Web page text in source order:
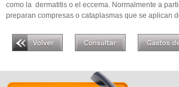
como la dermatitis o el eccema. Normalmente a
preparan compresas o cataplasmas que se aplican